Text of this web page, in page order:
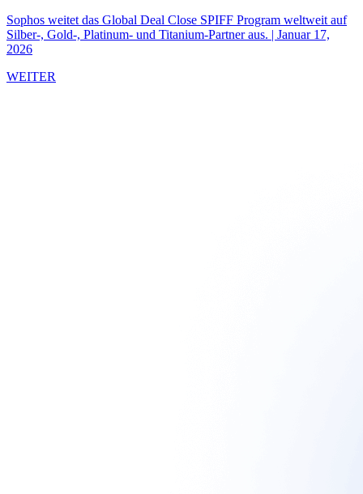
Sophos weitet das Global Deal Close SPIFF Program weltweit auf
Silber-, Gold-, Platinum- und Titanium-Partner aus. | Januar 17,
2026
WEITER